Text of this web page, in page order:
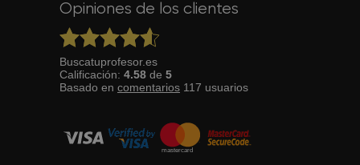
Opiniones de los clientes
Buscatuprofesor.es
Calificación: 4.58 de 5
Basado en comentarios 117 usuarios